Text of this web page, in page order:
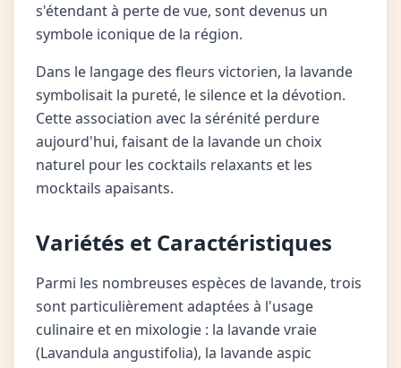
s'étendant à perte de vue, sont devenus un
symbole iconique de la région.
Dans le langage des fleurs victorien, la lavande
symbolisait la pureté, le silence et la dévotion.
Cette association avec la sérénité perdure
aujourd'hui, faisant de la lavande un choix
naturel pour les cocktails relaxants et les
mocktails apaisants.
Variétés et Caractéristiques
Parmi les nombreuses espèces de lavande, trois
sont particulièrement adaptées à l'usage
culinaire et en mixologie : la lavande vraie
(Lavandula angustifolia), la lavande aspic